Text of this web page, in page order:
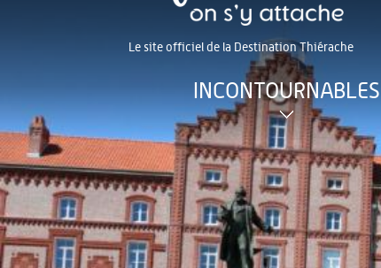
Le site officiel de la Destination Thiérache
INCONTOURNABLES